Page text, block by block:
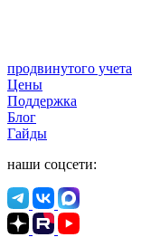
продвинутого учета
Цены
Поддержка
Блог
Гайды
наши соцсети: